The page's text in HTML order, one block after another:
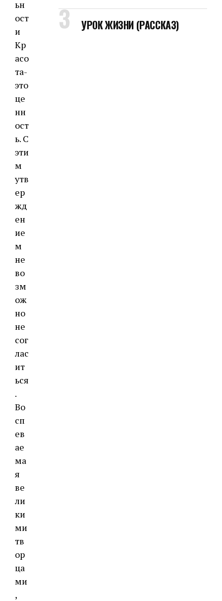
Кр
асо
та-
это
це
нн
ост
ь. С
эти
м
утв
ер
жд
ен
ие
м
не
во
зм
ож
но
не
сог
лас
ит
ься
.
Во
сп
ев
ае
ма
я
ве
ли
ки
ми
тв
ор
ца
ми
,
УРОК ЖИЗНИ (РАССКАЗ)